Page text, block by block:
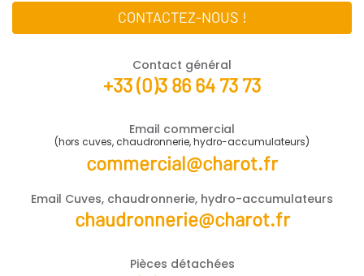
CONTACTEZ-NOUS !
Contact général
+33 (0)3 86 64 73 73
Email commercial
(hors cuves, chaudronnerie, hydro-accumulateurs)
commercial@charot.fr
Email Cuves, chaudronnerie, hydro-accumulateurs
chaudronnerie@charot.fr
Pièces détachées